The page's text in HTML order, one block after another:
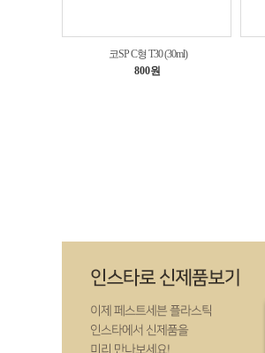
코SP C형 T30 (30ml)
800원